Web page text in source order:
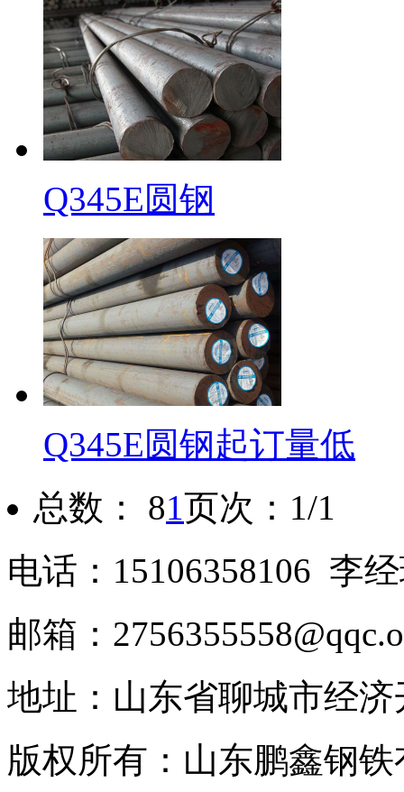
Q345E圆钢
Q345E圆钢起订量低
总数： 81页次：1/1
电话：15106358106 李
邮箱：
地址：山东省聊城市经
版权所有：山东鹏鑫钢